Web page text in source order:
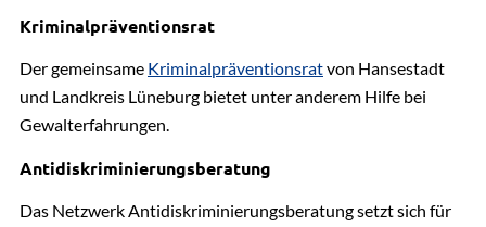
Kriminalpräventionsrat
Der gemeinsame Kriminalpräventionsratvon Hansestadt
und Landkreis Lüneburg bietet unter anderem Hilfe bei
Gewalterfahrungen.
Antidiskriminierungsberatung
Das Netzwerk Antidiskriminierungsberatung setzt sich für